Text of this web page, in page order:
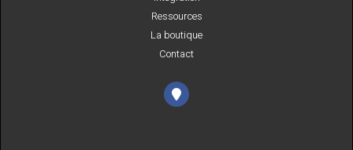
Ressources
La boutique
Contact